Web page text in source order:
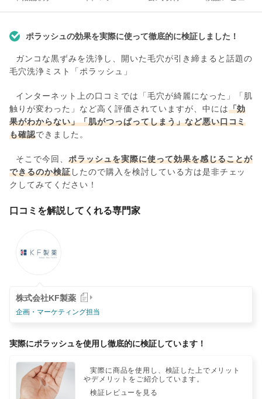
ポラッシュの効果を実際に使って徹底的に検証しました！
ガンコな黒ずみを洗浄し、開いた毛穴が引き締まると話題の
毛穴洗浄ミスト「ポラッシュ」
インターネット上の口コミでは「毛穴が綺麗になった」「肌
触りが変わった」など高く評価されていますが、中には「効
果がわからない」「肌がつっぱってしまう」など悪い口コミ
も確認できました。
そこで今回、ポラッシュを実際に使って効果を感じることが
できるのか検証したので購入を検討している方は是非チェッ
クしてみてください！
口コミを解説してくれる専門家
株式会社KF製薬
企画・マーケティング担当
実際にポラッシュを使用し徹底的に検証しています！
実際に商品を使用し、検証した上でメリット
やデメリットをご紹介しています。
検証レビューを見る